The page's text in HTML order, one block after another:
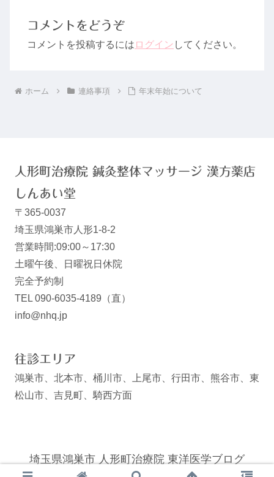
コメントをどうぞ
コメントを投稿するには ログイン してください。
ホーム 連絡事項 年末年始について
人形町治療院 鍼灸整体マッサージ 漢方薬店
しんあい堂
〒365-0037
埼玉県鴻巣市人形1-8-2
営業時間:09:00～17:30
土曜午後、日曜祝日休院
完全予約制
TEL 090-6035-4189（直）
info@nhq.jp
往診エリア
鴻巣市、北本市、桶川市、上尾市、行田市、熊谷市、東
松山市、吉見町、騎西方面
埼玉県鴻巣市 人形町治療院 東洋医学ブログ